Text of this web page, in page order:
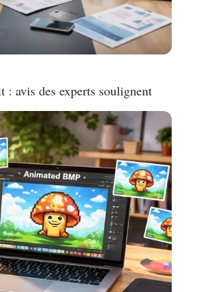
: avis des experts soulignent